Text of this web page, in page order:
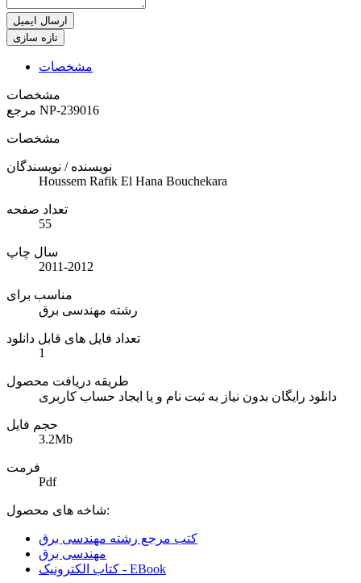
ارسال ایمیل
مشخصات
مشخصات
NP-239016
مشخصات
نویسنده / نویسندگان
Houssem Rafik El Hana Bouchekara
تعداد صفحه
55
سال چاپ
2011-2012
مناسب برای
رشته مهندسی برق
تعداد فایل های قابل دانلود
1
طریقه دریافت محصول
دانلود رایگان بدون نیاز به ثبت نام و یا ایجاد حساب کاربری
حجم فایل
3.2Mb
فرمت
Pdf
شاخه های محصول:
کتب مرجع رشته مهندسی برق
مهندسی برق
کتاب الکترونیک - EBook